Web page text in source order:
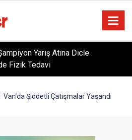
Lider Turgut Özal'ın Asıl
Mühendislik Hikayesi
Van'da Şiddetli Çatışmalar Yaşandı